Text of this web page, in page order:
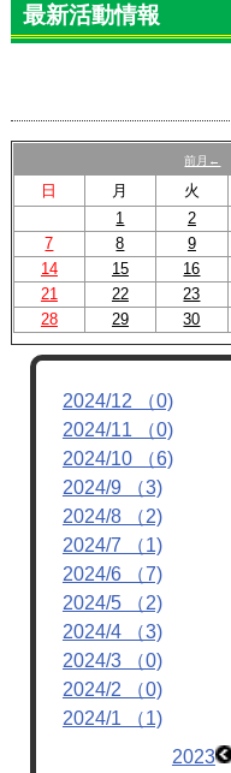
最新活動情報
前月←
日 月 火
1
2
7
8 9
14
15 16
21
22 23
28
29 30
2024/12 （0)
2024/11 （0)
2024/10 （6)
2024/9 （3)
2024/8 （2)
2024/7 （1)
2024/6 （7)
2024/5 （2)
2024/4 （3)
2024/3 （0)
2024/2 （0)
2024/1 （1)
2023